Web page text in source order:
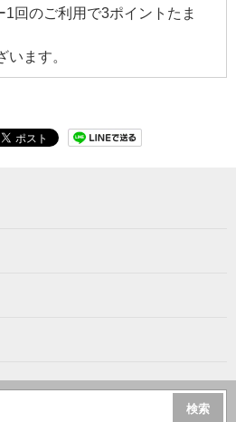
回のご利用で3ポイントたま
ます。